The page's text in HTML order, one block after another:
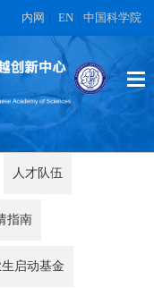
内网 EN 中国科学院
人才队伍
指南
启动基金